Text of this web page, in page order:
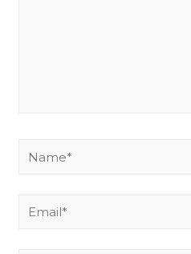
Name*
Email*